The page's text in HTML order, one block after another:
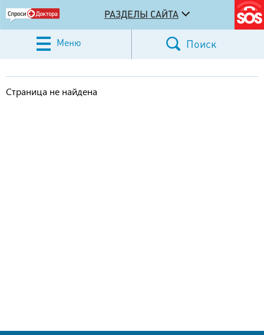
РАЗДЕЛЫ САЙТА
Меню Поиск
Страница не найдена